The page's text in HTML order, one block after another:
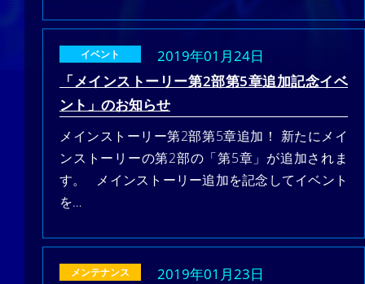
2019年01月24日
イベント
「メインストーリー第2部第5章追加記念イベ
ント」のお知らせ
メインストーリー第2部第5章追加！ 新たにメイ
ンストーリーの第2部の「第5章」が追加されま
す。 メインストーリー追加を記念してイベント
を…
2019年01月23日
メンテナンス